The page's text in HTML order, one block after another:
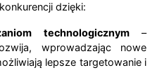
dzięki:
technologicznym–
wprowadzając nowe
lepsze targetowanie i